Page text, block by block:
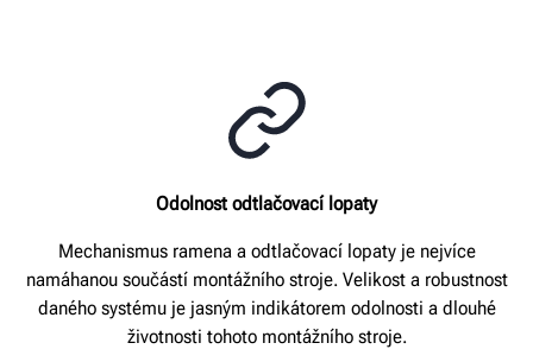
Odolnost odtlačovací lopaty
Mechanismus ramena a odtlačovací lopaty je nejvíce
namáhanou součástí montážního stroje. Velikost a robustnost
daného systému je jasným indikátorem odolnosti a dlouhé
životnosti tohoto montážního stroje.